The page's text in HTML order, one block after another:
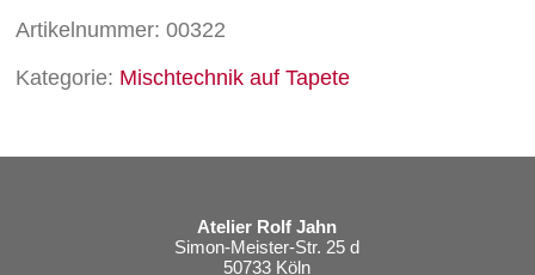
Artikelnummer:00322
Kategorie: Mischtechnik auf Tapete
Atelier Rolf Jahn
Simon-Meister-Str. 25 d
50733 Köln